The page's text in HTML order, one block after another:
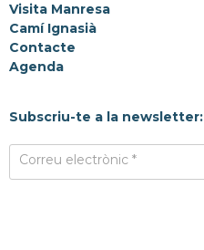
Visita Manresa
Camí Ignasià
Contacte
Agenda
Subscriu-te a la newsletter:
Correu electrònic *